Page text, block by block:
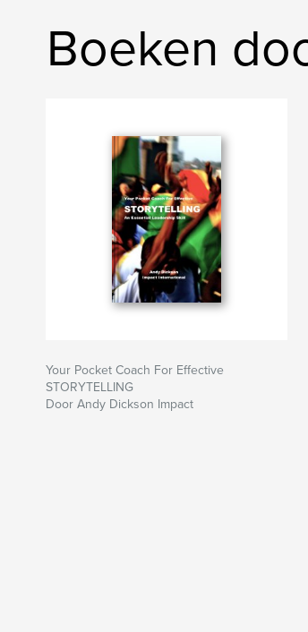
Boeken
Your Pocket Coach For Effective
STORYTELLING
Door Andy Dickson Impact